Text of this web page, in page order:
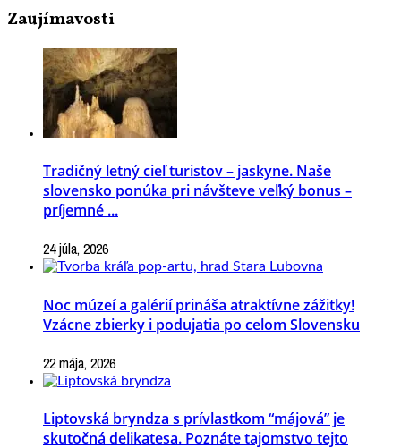
Zaujímavosti
Tradičný letný cieľ turistov – jaskyne. Naše
slovensko ponúka pri návšteve veľký bonus –
príjemné ...
24 júla, 2026
Noc múzeí a galérií prináša atraktívne zážitky!
Vzácne zbierky i podujatia po celom Slovensku
22 mája, 2026
Liptovská bryndza s prívlastkom “májová” je
skutočná delikatesa. Poznáte tajomstvo tejto